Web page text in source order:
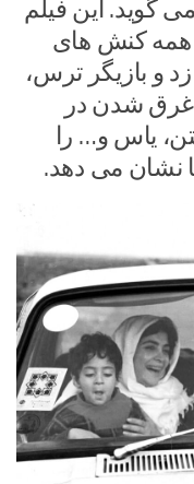
گوید. این فیلم
همه کنش های
و بازیگر ترس،
شدن در
یاس و… را
نشان می دهد.